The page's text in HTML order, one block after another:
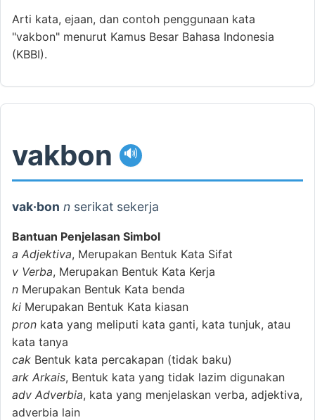
Arti kata, ejaan, dan contoh penggunaan kata
"vakbon" menurut Kamus Besar Bahasa Indonesia
(KBBI).
vakbon 🔊
vak·bon n serikat sekerja
Bantuan Penjelasan Simbol
a Adjektiva, Merupakan Bentuk Kata Sifat
v Verba, Merupakan Bentuk Kata Kerja
n Merupakan Bentuk Kata benda
ki Merupakan Bentuk Kata kiasan
pron kata yang meliputi kata ganti, kata tunjuk, atau
kata tanya
cak Bentuk kata percakapan (tidak baku)
ark Arkais, Bentuk kata yang tidak lazim digunakan
adv Adverbia, kata yang menjelaskan verba, adjektiva,
adverbia lain